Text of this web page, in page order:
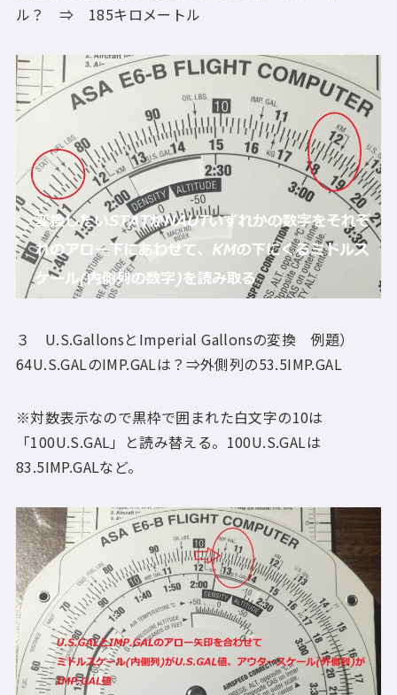
ル？ ⇒ 185キロメートル
３ U.S.GallonsとImperial Gallonsの変換 例題）
64U.S.GALのIMP.GALは？⇒外側列の53.5IMP.GAL
※対数表示なので黒枠で囲まれた白文字の10は
「100U.S.GAL」と読み替える。100U.S.GALは
83.5IMP.GALなど。